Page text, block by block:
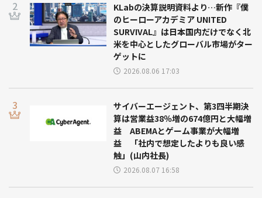
KLabの決算説明資料より…新作『僕
のヒーローアカデミア UNITED
SURVIVAL』は日本国内だけでなく北
米を中心としたグローバル市場がター
ゲットに
2026.08.06 17:03
サイバーエージェント、第3四半期決
算は営業益38％増の674億円と大幅増
益 ABEMAとゲーム事業が大幅増
益 「社内で想定したよりも良い感
触」(山内社長)
2026.08.07 16:58